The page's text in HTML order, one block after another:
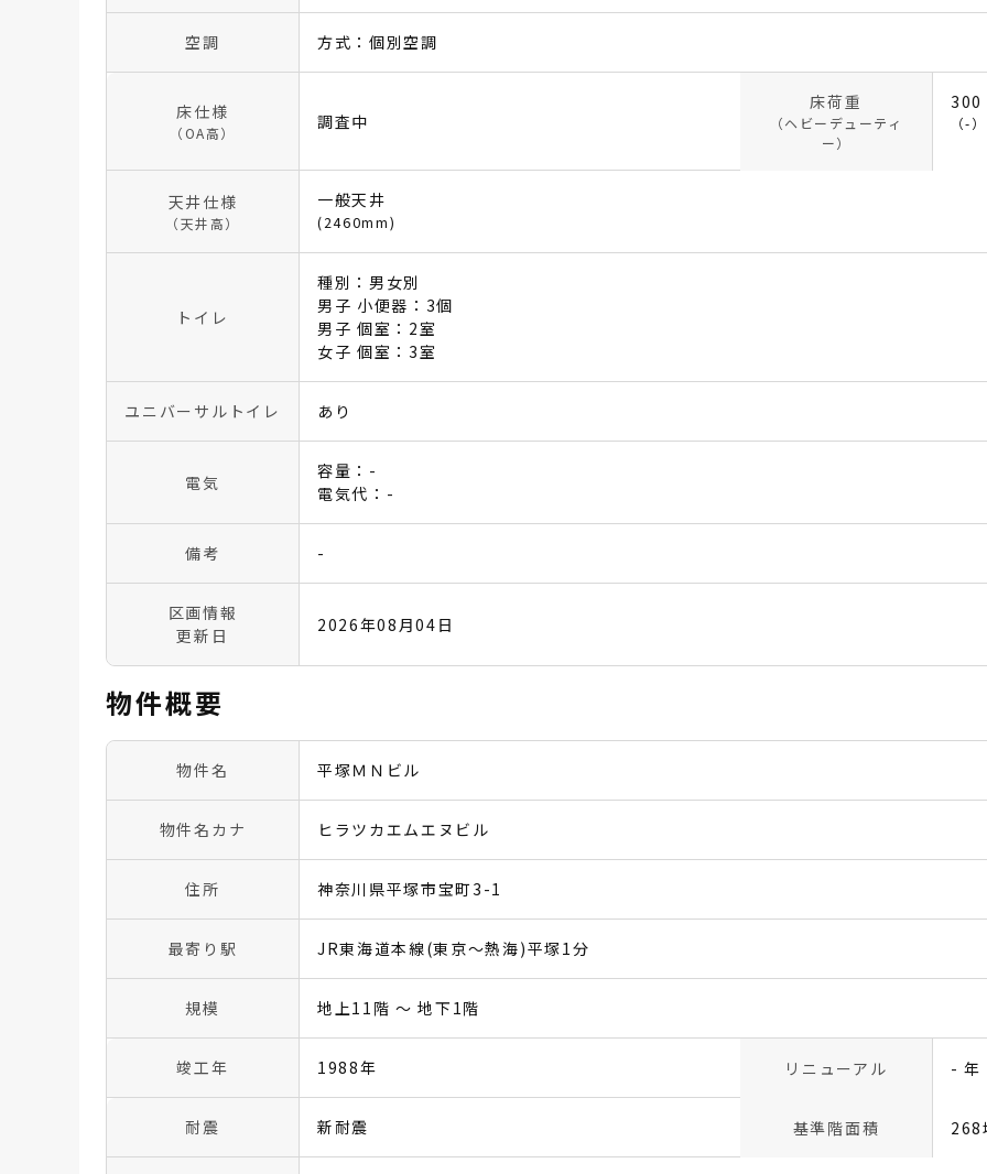
空調 方式：個別空調
床仕様
（OA高）
調査中
床荷重
（ヘビーデューティ
ー）
（-）
天井仕様
（天井高）
一般天井
(2460mm)
トイレ
種別：男女別
男子 小便器：3個
男子 個室：2室
女子 個室：3室
ユニバーサルトイレ あり
電気
容量：-
電気代：-
備考 -
区画情報
更新日
2026年08月04日
物件概要
物件名 平塚ＭＮビル
物件名カナ ヒラツカエムエヌビル
住所 神奈川県平塚市宝町3-1
最寄り駅 JR東海道本線(東京～熱海)平塚1分
規模 地上11階 〜 地下1階
竣工年 1988年 リニューアル - 年
耐震 新耐震 基準階面積 268